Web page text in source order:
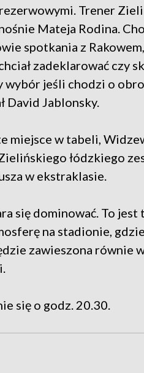
Trener
Mateja Rodina.
spotkania z
zadeklarować czy
wybór jeśli chodzi o
David Jablonsky.
miejsce w tabeli,
łódzkiego
w ekstraklasie.
się dominować. To
na stadionie,
zawieszona równie
się o godz. 20.30.